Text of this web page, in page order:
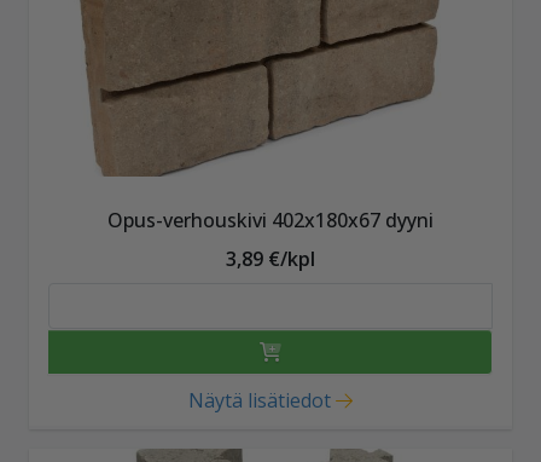
Opus-verhouskivi 402x180x67 dyyni
3,89 €/kpl
Näytä lisätiedot